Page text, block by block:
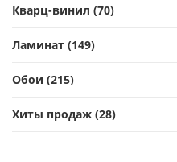
Кварц-винил (70)
Ламинат (149)
Обои (215)
Хиты продаж (28)